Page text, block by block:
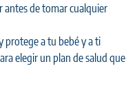
antes de tomar cualquier
protege a tu bebé y a ti
elegir un plan de salud que